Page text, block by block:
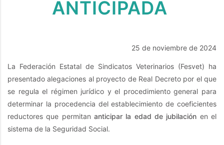
ANTICIPADA
25 de noviembre de 2024
La Federación Estatal de Sindicatos Veterinarios (Fesvet) ha
presentado alegaciones al proyecto de Real Decreto por el que
se regula el régimen jurídico y el procedimiento general para
determinar la procedencia del establecimiento de coeficientes
reductores que permitan anticipar la edad de jubilación en el
sistema de la Seguridad Social.